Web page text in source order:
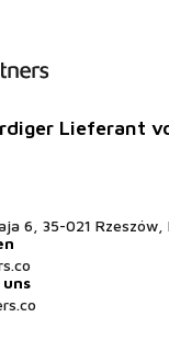
Lieferant
6, 35-021 Rzeszów,